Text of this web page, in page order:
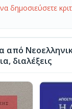
δημοσιεύσετε
από
διαλέξεις